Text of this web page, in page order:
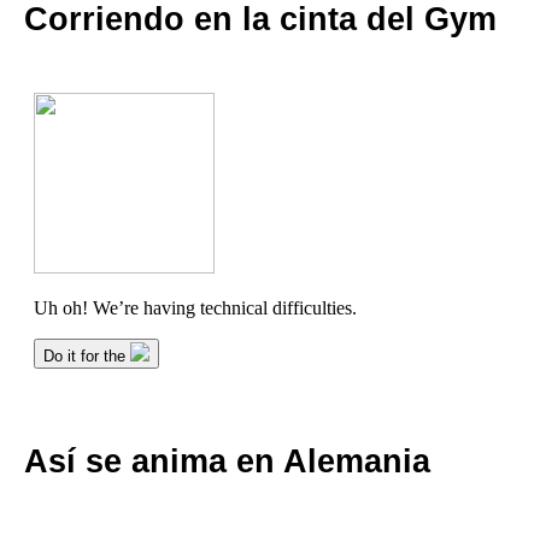
Corriendo en la cinta del Gym
Así se anima en Alemania